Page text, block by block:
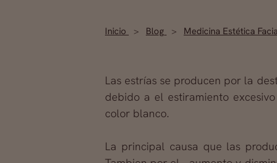
Inicio Blog Medicina Estética
Las estrías se producen por la
debido a el estiramiento
color blanco.
La principal causa que las